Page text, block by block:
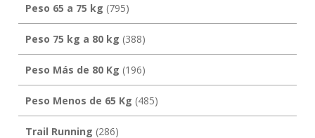
Peso 65 a 75 kg (795)
Peso 75 kg a 80 kg (388)
Peso Más de 80 Kg (196)
Peso Menos de 65 Kg (485)
Trail Running (286)